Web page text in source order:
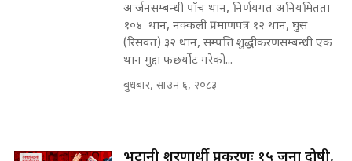
कहिले बन्ला चक्रपथ ? विस्तार कार्यमा
किन भइरहेछ ढिलाइ ?The Ring Road
Expansion Dilemma |
SIDHAKURA |
पटकपटक भावुक बने गृहमन्त्री सुदन
SIDHAKURA ||
७८ लाख घुस खाने मन्त्री ! जोगाउने
SIDHAKURA INVESTIGATION
आर्जनसम्बन्धी पाँच थान, निर्णयगत अनियमितता
१०४ थान, नक्कली प्रमाणपत्र १२ थान, घुस
(रिसवत) ३२ थान, सम्पत्ति शुद्धीकरणसम्बन्धी एक
थान मुद्दा फछर्योट गरेको...
बुधबार, साउन ६, २०८३
भुटानी शरणार्थी प्रकरणः १५ जना दोषी,